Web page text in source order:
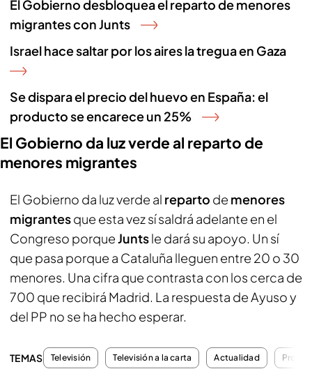
El Gobierno desbloquea el reparto de menores
migrantes con Junts
Israel hace saltar por los aires la tregua en Gaza
Se dispara el precio del huevo en España: el
producto se encarece un 25%
El Gobierno da luz verde al reparto de
menores migrantes
El Gobierno da luz verde al reparto de menores
migrantesque esta vez sí saldrá adelante en el
Congreso porqueJuntsle dará su apoyo. Un sí
que pasa porque a Cataluña lleguen entre 20 o 30
menores. Una cifra que contrasta con los cerca de
700 que recibirá Madrid. La respuesta de Ayuso y
del PP no se ha hecho esperar.
TEMAS Televisión Televisión a la carta Actualidad